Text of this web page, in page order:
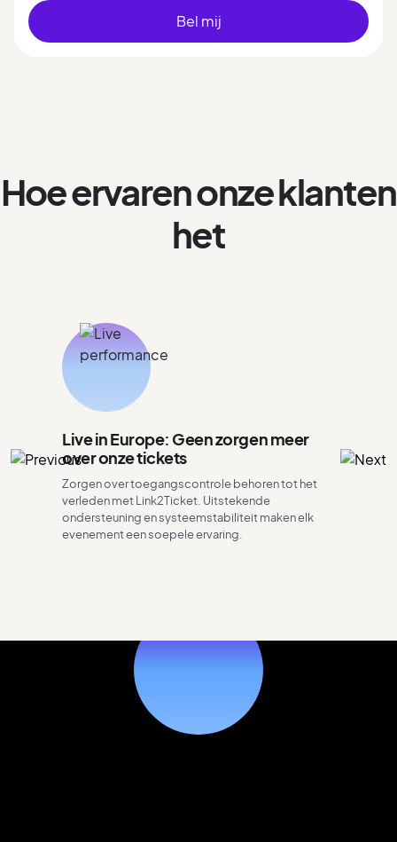
Bel mij
Hoe ervaren onze klanten
het
Live in Europe: Geen zorgen meer
over onze tickets
Zorgen over toegangscontrole behoren tot het
verleden met Link2Ticket. Uitstekende
ondersteuning en systeemstabiliteit maken elk
evenement een soepele ervaring.